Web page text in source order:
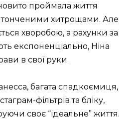
проймала життя
хитрощами. Але
хворобою, а рахунки за
експоненціально, Ніна
в свої руки.
багата спадкоємиця,
фільтрів та бліку,
своє “ідеальне” життя.